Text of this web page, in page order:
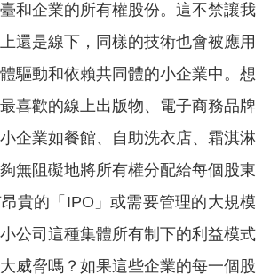
和企業的所有權股份。這不禁讓我
還是線下，同樣的技術也會被應用
驅動和依賴共同體的小企業中。想
喜歡的線上出版物、電子商務品牌
企業如餐館、自助洗衣店、霜淇淋
無阻礙地將所有權分配給每個股東
昂貴的「IPO」或需要管理的大規模
公司這種集體所有制下的利益模式
威脅嗎？如果這些企業的每一個股